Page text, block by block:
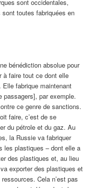
sont occidentales,
toutes fabriquées en
bénédiction absolue pour
à faire tout ce dont elle
fabrique maintenant
passagers], par exemple.
ce genre de sanctions.
faire, c’est de se
du pétrole et du gaz. Au
la Russie va fabriquer
les plastiques – dont elle a
des plastiques et, au lieu
exporter des plastiques et
Cela n’est pas